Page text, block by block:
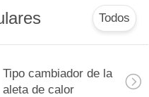
Todos
Tipo cambiador de la
aleta de calor